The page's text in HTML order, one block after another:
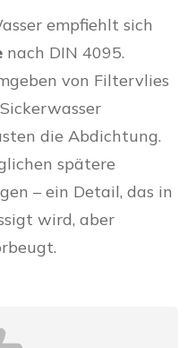
empfiehlt sich
nach DIN 4095.
von Filtervlies
die Abdichtung.
spätere
– ein Detail, das in
wird, aber